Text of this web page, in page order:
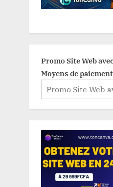
Promo Site Web
Moyens de